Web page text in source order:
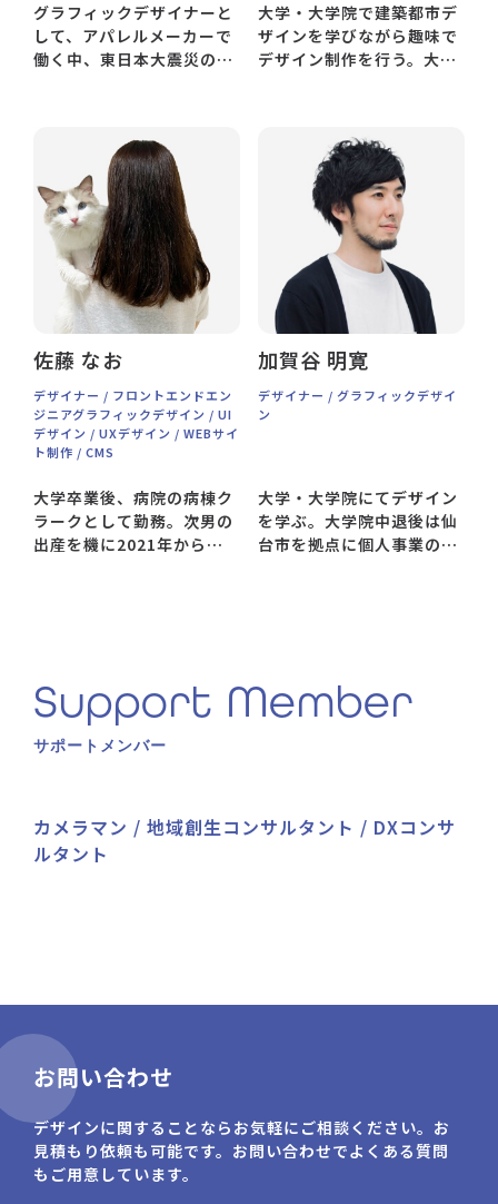
グラフィックデザイナーと
して、アパレルメーカーで
働く中、東日本大震災の支
のブランディングコンサル
や劇中画面制作など多岐に
わたるデザイン制作に携わ
る。出産を機に働き方を模
索し、2017年に複業で個人
事業主として開業。2019年
から完全フリーランスへ。
ベンチャー企業を中心にお
仕事をいただく中2021年に
Shinari Design参画。
大学・大学院で建築都市デ
ザインを学びながら趣味で
デザイン制作を行う。大学
2021年に二級建築士を取
得。同年にShinari
Design参画。
佐藤 なお
デザイナー / フロントエンドエン
ジニアグラフィックデザイン / UI
デザイン / UXデザイン / WEBサイ
ト制作 / CMS
大学卒業後、病院の病棟ク
ラークとして勤務。次男の
出産を機に2021年から
担当。好きなものは猫とア
ニメとスーパー銭湯。
加賀谷 明寛
デザイナー / グラフィックデザイ
ン
大学・大学院にてデザイン
を学ぶ。大学院中退後は仙
台市を拠点に個人事業のグ
しても勤務。2022年からデ
ザイナーとして一本立ち。
Support Member
サポートメンバー
カメラマン / 地域創生コンサルタント / DXコンサ
ルタント
お問い合わせ
デザインに関することならお気軽にご相談ください。お
見積もり依頼も可能です。お問い合わせでよくある質問
もご用意しています。